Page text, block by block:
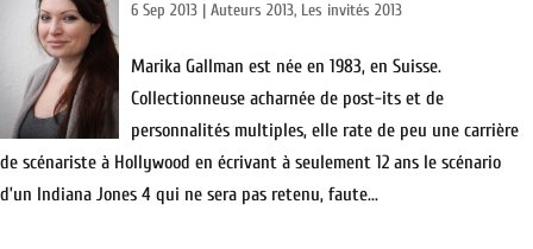
6 Sep 2013 | Auteurs 2013, Les invités 2013
Marika Gallman est née en 1983, en Suisse.
Collectionneuse acharnée de post-its et de
personnalités multiples, elle rate de peu une carrière
de scénariste à Hollywood en écrivant à seulement 12 ans le scénario
d’un Indiana Jones 4 qui ne sera pas retenu, faute...